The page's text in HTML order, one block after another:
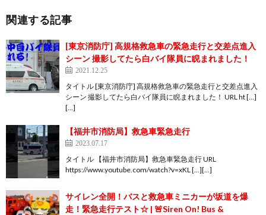
関連する記事
[東京消防庁] 高規格救急車の緊急走行と交差点進入
シーン 撮影してたら白バイ隊員に睨まれました！
2021.12.25
タイトル [東京消防庁] 高規格救急車の緊急走行と交差点進入
シーン 撮影してたら白バイ隊員に睨まれました！ URL ht […]
[…]
【福井市消防局】救急車緊急走行
2023.07.17
タイトル 【福井市消防局】救急車緊急走行 URL
https://www.youtube.com/watch?v=xKL […][…]
サイレン全開！バスと救急車ミニカーが坂道を爆
走！緊急走行テスト☆ | 🚨Siren On! Bus &